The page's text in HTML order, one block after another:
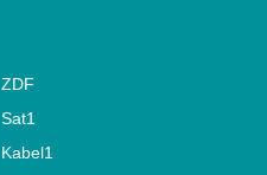
ZDF
Sat1
Kabel1